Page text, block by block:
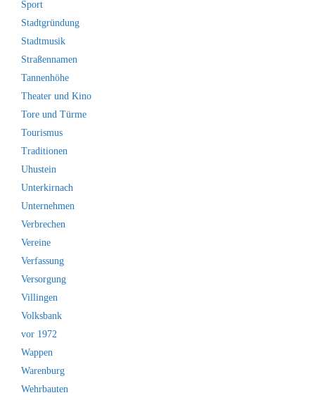
Sport
Stadtgründung
Stadtmusik
Straßennamen
Tannenhöhe
Theater und Kino
Tore und Türme
Tourismus
Traditionen
Uhustein
Unterkirnach
Unternehmen
Verbrechen
Vereine
Verfassung
Versorgung
Villingen
Volksbank
vor 1972
Wappen
Warenburg
Wehrbauten